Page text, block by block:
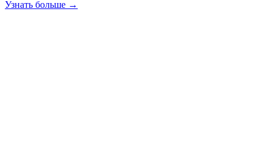
Узнать больше →